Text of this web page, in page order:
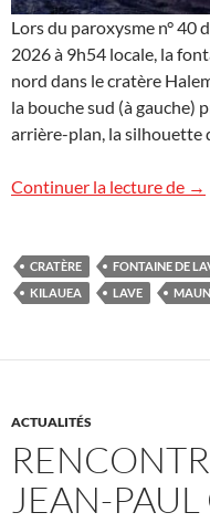
Lors du paroxysme n° 40
2026 à 9h54 locale, la
nord dans le cratère
la bouche sud (à gauche)
arrière-plan, la silhouette
Continuer la lecture de →
CRATÈRE FONTAINE DE
KILAUEA
LAVE
ACTUALITÉS
JEAN-